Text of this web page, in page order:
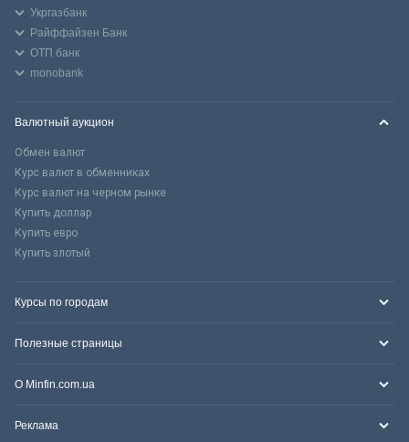
Укргазбанк
Райффайзен Банк
ОТП банк
monobank
Валютный аукцион
Обмен валют
Курс валют в обменниках
Курс валют на черном рынке
Купить доллар
Купить евро
Купить злотый
Курсы по городам
Полезные страницы
О Minfin.com.ua
Реклама